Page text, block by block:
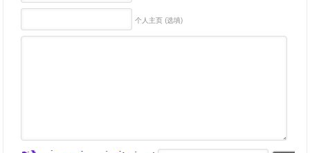
个人主页 (选填)